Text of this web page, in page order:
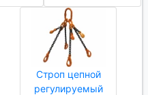
Строп цепной
регулируемый